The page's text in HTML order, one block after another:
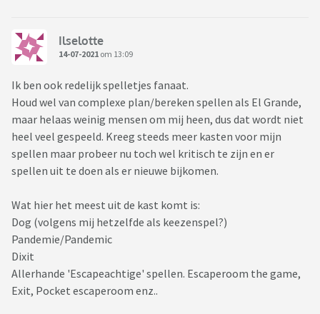
Ilselotte
14-07-2021 om 13:09
Ik ben ook redelijk spelletjes fanaat.
Houd wel van complexe plan/bereken spellen als El Grande,
maar helaas weinig mensen om mij heen, dus dat wordt niet
heel veel gespeeld. Kreeg steeds meer kasten voor mijn
spellen maar probeer nu toch wel kritisch te zijn en er
spellen uit te doen als er nieuwe bijkomen.
Wat hier het meest uit de kast komt is:
Dog (volgens mij hetzelfde als keezenspel?)
Pandemie/Pandemic
Dixit
Allerhande 'Escapeachtige' spellen. Escaperoom the game,
Exit, Pocket escaperoom enz..